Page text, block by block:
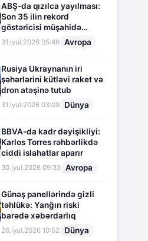
ABŞ-da qızılca yayılması:
Son 35 ilin rekord
göstəricisi müşahidə
olunur
31.İyul.2026 05:46 Avropa
Rusiya Ukraynanın iri
şəhərlərini kütləvi raket və
dron atəşinə tutub
31.İyul.2026 03:09 Dünya
BBVA-da kadr dəyişikliyi:
Karlos Torres rəhbərlikdə
ciddi islahatlar aparır
30.İyul.2026 09:33 Avropa
Günəş panellərində gizli
təhlükə: Yanğın riski
barədə xəbərdarlıq
26.İyul.2026 10:52 Dünya